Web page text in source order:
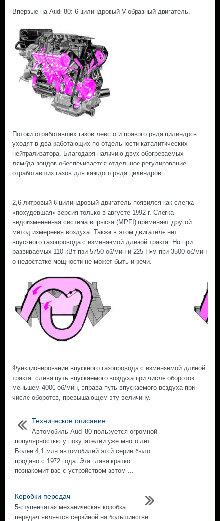
Впервые на Audi 80: 6-цилиндровый V-образный двигатель.
Потоки отработавших газов левого и правого ряда цилиндров
уходят в два работающих по отдельности каталитических
нейтрализатора. Благодаря наличию двух обогреваемых
лямбда-зондов обеспечивается отдельное регулирование
отработавших газов для каждого ряда цилиндров.
2,6-литровый 6-цилиндровый двигатель появился как слегка
«похудевшая» версия только в августе 1992 г. Слегка
видоизмененная система впрыска (MPFI) применяет другой
метод измерения воздуха. Также в этом двигателе нет
впускного газопровода с изменяемой длиной тракта. Но при
развиваемых 110 кВт при 5750 об/мин и 225 Н•м при 3500 об/мин
о недостатке мощности не может быть и речи.
Функционирование впускного газопровода с изменяемой длиной
тракта: слева путь впускаемого воздуха при числе оборотов
меньшем 4000 об/мин, справа путь впускаемого воздуха при
числе оборотов, превышающем эту величину.
Техническое описание
Автомобиль Audi 80 пользуется огромной
популярностью у покупателей уже много лет.
Более 4,1 млн автомобилей этой серии было
продано с 1972 года. Эта глава кратко
познакомит вас с устройством автом ...
Коробки передач
5-ступенчатая механическая коробка
передач является серийной на большинстве